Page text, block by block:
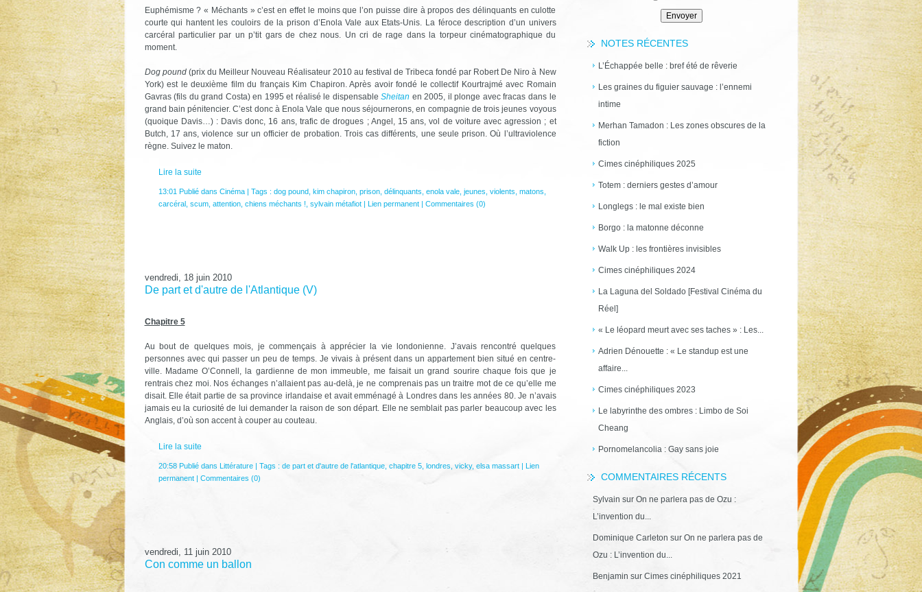
NOTES RÉCENTES
L’Échappée belle : bref été de rêverie
Les graines du figuier sauvage : l’ennemi
intime
Merhan Tamadon : Les zones obscures de la
fiction
Cimes cinéphiliques 2025
Totem : derniers gestes d’amour
Longlegs : le mal existe bien
Borgo : la matonne déconne
Walk Up : les frontières invisibles
Cimes cinéphiliques 2024
La Laguna del Soldado [Festival Cinéma du
Réel]
« Le léopard meurt avec ses taches » : Les...
Adrien Dénouette : « Le standup est une
affaire...
Cimes cinéphiliques 2023
Le labyrinthe des ombres : Limbo de Soi
Cheang
Pornomelancolia : Gay sans joie
COMMENTAIRES RÉCENTS
Sylvain sur On ne parlera pas de Ozu :
L’invention du...
Dominique Carleton sur On ne parlera pas de
Ozu : L’invention du...
Benjamin sur Cimes cinéphiliques 2021
Euphémisme ? « Méchants » c’est en effet le moins que l’on puisse dire à propos des délinquants en culotte
courte qui hantent les couloirs de la prison d’Enola Vale aux Etats-Unis. La féroce description d’un univers
carcéral particulier par un p’tit gars de chez nous. Un cri de rage dans la torpeur cinématographique du
moment.
Dog pound(prix du Meilleur Nouveau Réalisateur 2010 au festival de Tribeca fondé par Robert De Niro à New
York) est le deuxième film du français Kim Chapiron. Après avoir fondé le collectif Kourtrajmé avec Romain
Gavras (fils du grand Costa) en 1995 et réalisé le dispensableSheitan en 2005, il plonge avec fracas dans le
grand bain pénitencier. C’est donc à Enola Vale que nous séjournerons, en compagnie de trois jeunes voyous
(quoique Davis…) : Davis donc, 16 ans, trafic de drogues ; Angel, 15 ans, vol de voiture avec agression ; et
Butch, 17 ans, violence sur un officier de probation. Trois cas différents, une seule prison. Où l’ultraviolence
règne. Suivez le maton.
Lire la suite
13:01 Publié dans Cinéma| Tags : dog pound, kim chapiron, prison, délinquants enola vale, jeunes violents matons
carcéral, scum, attention, chiens méchants ! sylvain métafiot| Lien permanent| Commentaires (0)
vendredi, 18 juin 2010
De part et d'autre de l'Atlantique (V)
Chapitre 5
Au bout de quelques mois, je commençais à apprécier la vie londonienne. J’avais rencontré quelques
personnes avec qui passer un peu de temps. Je vivais à présent dans un appartement bien situé en centre-
ville. Madame O’Connell, la gardienne de mon immeuble, me faisait un grand sourire chaque fois que je
rentrais chez moi. Nos échanges n’allaient pas au-delà, je ne comprenais pas un traitre mot de ce qu’elle me
disait. Elle était partie de sa province irlandaise et avait emménagé à Londres dans les années 80. Je n’avais
jamais eu la curiosité de lui demander la raison de son départ. Elle ne semblait pas parler beaucoup avec les
Anglais, d’où son accent à couper au couteau.
Lire la suite
20:58 Publié dans Littérature| Tags : de part et d'autre de l'atlantique, chapitre 5, londres vicky, elsa massart| Lien
permanent| Commentaires (0)
vendredi, 11 juin 2010
Con comme un ballon